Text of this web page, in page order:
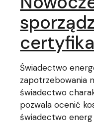
Świadectwo
zapotrzebowania
świadectwo
pozwala ocenić
świadectwo energ